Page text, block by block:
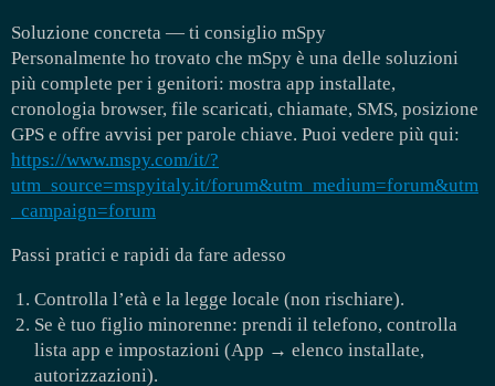
Soluzione concreta — ti consiglio mSpy
Personalmente ho trovato che mSpy è una delle soluzioni
più complete per i genitori: mostra app installate,
cronologia browser, file scaricati, chiamate, SMS, posizione
GPS e offre avvisi per parole chiave. Puoi vedere più qui:
https://www.mspy.com/it/?
utm_source=mspyitaly.it/forum&utm_medium=forum&utm
_campaign=forum
Passi pratici e rapidi da fare adesso
Controlla l’età e la legge locale (non rischiare).
Se è tuo figlio minorenne: prendi il telefono, controlla
lista app e impostazioni (App → elenco installate,
autorizzazioni).